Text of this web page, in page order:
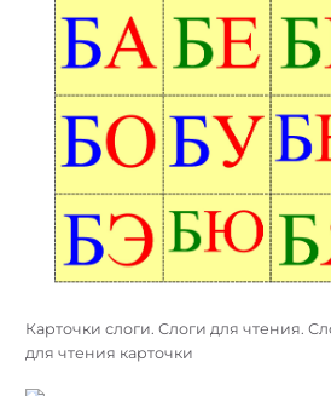
Карточки слоги. Слоги для чтения.
для чтения карточки